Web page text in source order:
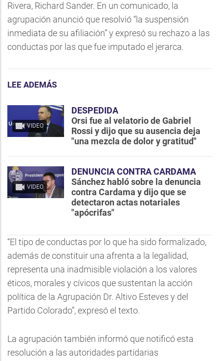
Rivera, Richard Sander. En un comunicado, la
agrupación anunció que resolvió “la suspensión
inmediata de su afiliación” y expresó su rechazo a las
conductas por las que fue imputado el jerarca.
LEE ADEMÁS
VIDEO
DESPEDIDA
Orsi fue al velatorio de Gabriel
Rossi y dijo que su ausencia deja
"una mezcla de dolor y gratitud"
VIDEO
DENUNCIA CONTRA CARDAMA
Sánchez habló sobre la denuncia
contra Cardama y dijo que se
detectaron actas notariales
"apócrifas"
“El tipo de conductas por lo que ha sido formalizado,
además de constituir una afrenta a la legalidad,
representa una inadmisible violación a los valores
éticos, morales y cívicos que sustentan la acción
política de la Agrupación Dr. Altivo Esteves y del
Partido Colorado”, expresó el texto.
La agrupación también informó que notificó esta
resolución a las autoridades partidarias